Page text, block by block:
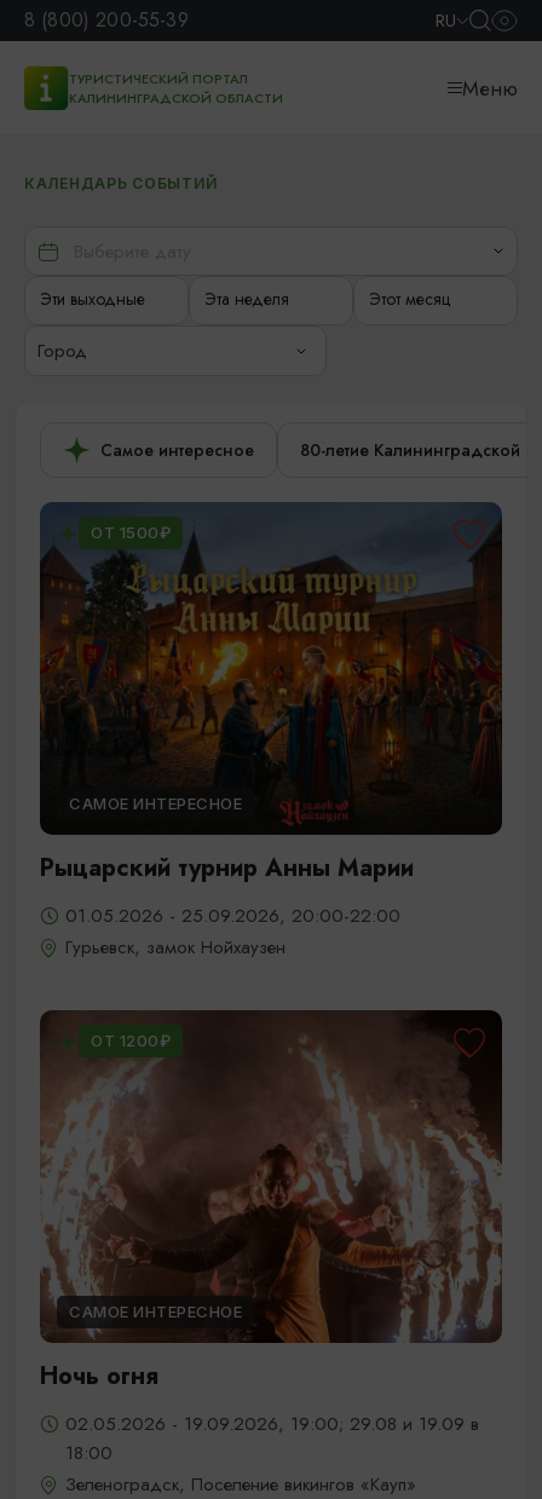
8 (800) 200-55-39 RU
ТУРИСТИЧЕСКИЙ ПОРТАЛ
КАЛИНИНГРАДСКОЙ ОБЛАСТИ
Меню
КАЛЕНДАРЬ СОБЫТИЙ
Эти выходные Эта неделя Этот месяц
Город
Самое интересное 80-летие Калининградской
ОТ 1500₽
САМОЕ ИНТЕРЕСНОЕ
Рыцарский турнир Анны Марии
01.05.2026 - 25.09.2026, 20:00-22:00
Гурьевск, замок Нойхаузен
ОТ 1200₽
САМОЕ ИНТЕРЕСНОЕ
Ночь огня
02.05.2026 - 19.09.2026, 19:00; 29.08 и 19.09 в
18:00
Зеленоградск, Поселение викингов «Кауп»